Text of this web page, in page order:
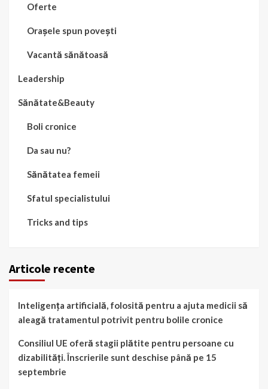
Oferte
Orașele spun povești
Vacantă sănătoasă
Leadership
Sănătate&Beauty
Boli cronice
Da sau nu?
Sănătatea femeii
Sfatul specialistului
Tricks and tips
Articole recente
Inteligența artificială, folosită pentru a ajuta medicii să
aleagă tratamentul potrivit pentru bolile cronice
Consiliul UE oferă stagii plătite pentru persoane cu
dizabilități. Înscrierile sunt deschise până pe 15
septembrie